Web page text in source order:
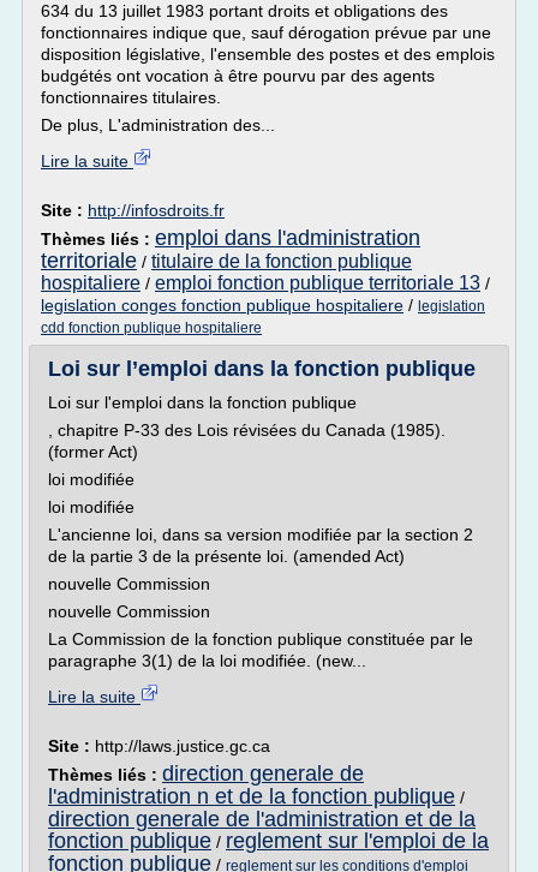
634 du 13 juillet 1983 portant droits et obligations des
fonctionnaires indique que, sauf dérogation prévue par une
disposition législative, l'ensemble des postes et des emplois
budgétés ont vocation à être pourvu par des agents
fonctionnaires titulaires.
De plus, L'administration des...
Lire la suite
Site : http://infosdroits.fr
Thèmes liés : emploi dans l'administration
territoriale / titulaire de la fonction publique
hospitaliere / emploi fonction publique territoriale 13 /
legislation conges fonction publique hospitaliere / legislation
cdd fonction publique hospitaliere
Loi sur l’emploi dans la fonction publique
Loi sur l'emploi dans la fonction publique
, chapitre P-33 des Lois révisées du Canada (1985).
(former Act)
loi modifiée
loi modifiée
L'ancienne loi, dans sa version modifiée par la section 2
de la partie 3 de la présente loi. (amended Act)
nouvelle Commission
nouvelle Commission
La Commission de la fonction publique constituée par le
paragraphe 3(1) de la loi modifiée. (new...
Lire la suite
Site : http://laws.justice.gc.ca
Thèmes liés : direction generale de
l'administration n et de la fonction publique /
direction generale de l'administration et de la
fonction publique / reglement sur l'emploi de la
fonction publique / reglement sur les conditions d'emploi